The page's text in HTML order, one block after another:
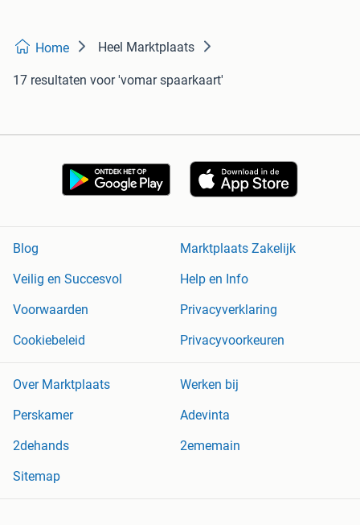
Home Heel Marktplaats
17 resultaten voor 'vomar spaarkaart'
Blog
Marktplaats Zakelijk
Veilig en Succesvol
Help en Info
Voorwaarden
Privacyverklaring
Cookiebeleid
Privacyvoorkeuren
Over Marktplaats
Werken bij
Perskamer
Adevinta
2dehands
2ememain
Sitemap